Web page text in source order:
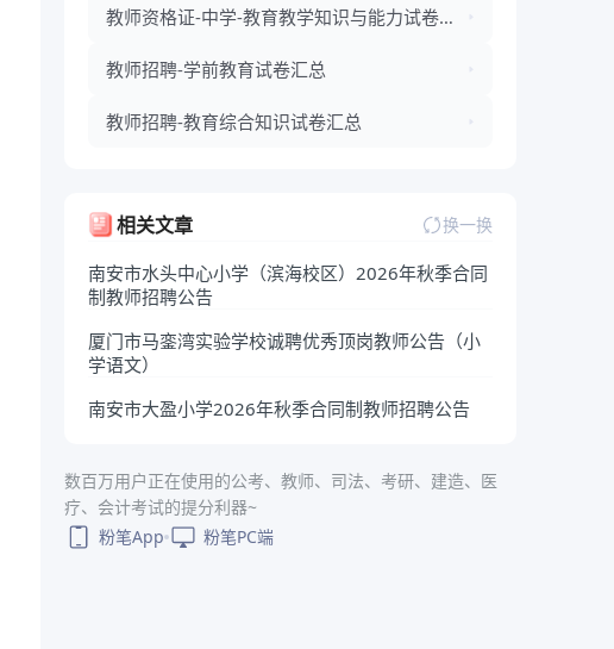
教师资格证-中学-教育教学知识与能力试卷汇
教师招聘-学前教育试卷汇总
教师招聘-教育综合知识试卷汇总
相关文章 换一换
南安市水头中心小学（滨海校区）2026年秋季合同
制教师招聘公告
厦门市马銮湾实验学校诚聘优秀顶岗教师公告（小
学语文）
南安市大盈小学2026年秋季合同制教师招聘公告
数百万用户正在使用的公考、教师、司法、考研、建造、医
疗、会计考试的提分利器~
粉笔App
粉笔PC端